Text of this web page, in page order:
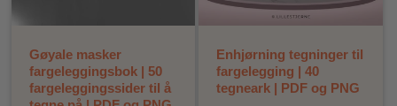
Gøyale masker
fargeleggingsbok | 50
fargeleggingssider til å
Enhjørning tegninger til
fargelegging | 40
tegneark | PDF og PNG